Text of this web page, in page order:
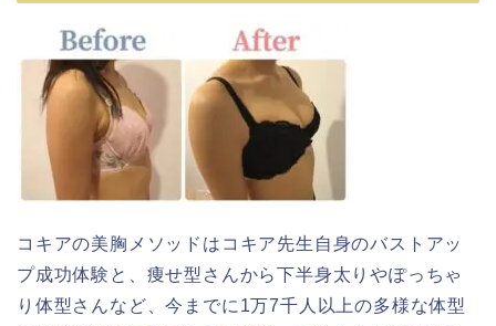
コキアの美胸メソッドはコキア先生自身のバストアッ
プ成功体験と、痩せ型さんから下半身太りやぽっちゃ
り体型さんなど、今までに1万7千人以上の多様な体型